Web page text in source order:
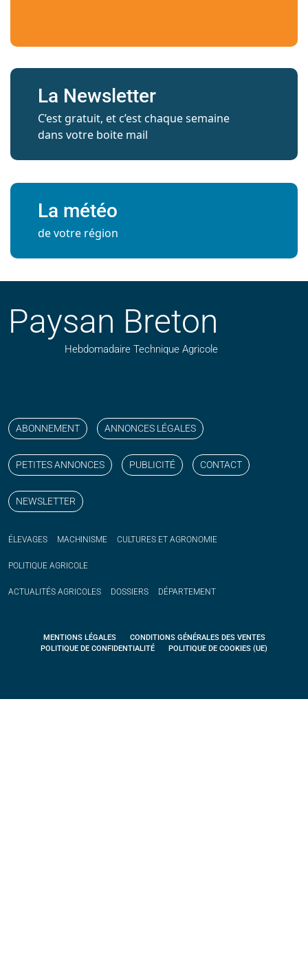
La Newsletter
C’est gratuit, et c’est chaque semaine
dans votre boite mail
La météo
de votre région
Paysan Breton
Hebdomadaire Technique Agricole
ABONNEMENT ANNONCES LÉGALES
PETITES ANNONCES PUBLICITÉ CONTACT
NEWSLETTER
ÉLEVAGES MACHINISME CULTURES ET AGRONOMIE
POLITIQUE AGRICOLE
ACTUALITÉS AGRICOLES DOSSIERS DÉPARTEMENT
MENTIONS LÉGALES
CONDITIONS GÉNÉRALES DES VENTES
POLITIQUE DE CONFIDENTIALITÉ
POLITIQUE DE COOKIES (UE)